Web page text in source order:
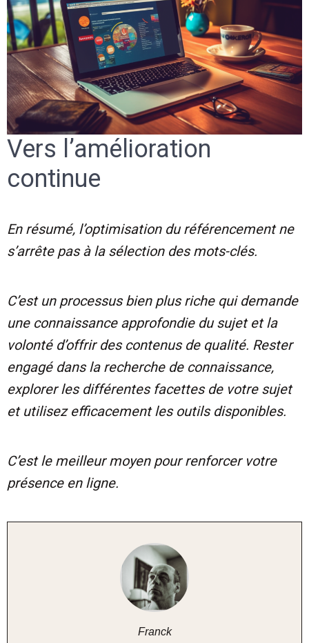
Vers l’amélioration
continue
En résumé, l’optimisation du référencement ne
s’arrête pas à la sélection des mots-clés.
C’est un processus bien plus riche qui demande
une connaissance approfondie du sujet et la
volonté d’offrir des contenus de qualité. Rester
engagé dans la recherche de connaissance,
explorer les différentes facettes de votre sujet
et utilisez efficacement les outils disponibles.
C’est le meilleur moyen pour renforcer votre
présence en ligne.
Franck